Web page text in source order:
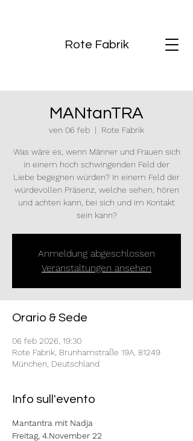
Rote Fabrik
MANtanTRA
ven 06 feb
  |
Rote Fabrik
Was wäre es, wenn Männer und Frauen sich
in einem hoch schwingenden Feld der
Liebe begegnen würden? In einem Feld der
würdevollen Präsenz, welche sehen, hören
und achten kann, bei sich und im Kontakt
sein kann?
Anmeldung abgeschlossen
Veranstaltungen ansehen
Orario & Sede
06 feb 2026, 19:30
Rote Fabrik, Brunhamstraße 19A, 81249
München, Deutschland
Info sull'evento
Mantantra mit Nadja
Freitag, 4.November 22